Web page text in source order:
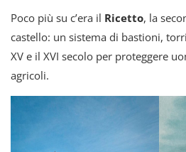
Poco più su c’era il Ricetto, la
castello: un sistema di bastioni,
XV e il XVI secolo per proteggere
agricoli.